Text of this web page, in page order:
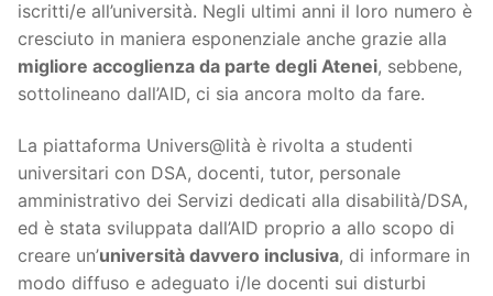
iscritti/e all’università. Negli ultimi anni il loro numero è
cresciuto in maniera esponenziale anche grazie alla
migliore accoglienza da parte degli Atenei, sebbene,
sottolineano dall’AID, ci sia ancora molto da fare.
La piattaforma Univers@lità è rivolta a studenti
universitari con DSA, docenti, tutor, personale
amministrativo dei Servizi dedicati alla disabilità/DSA,
ed è stata sviluppata dall’AID proprio a allo scopo di
creare un’università davvero inclusiva, di informare in
modo diffuso e adeguato i/le docenti sui disturbi